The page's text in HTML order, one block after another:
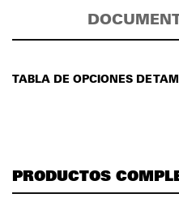
TABLA DE OPCIONES DE
PRODUCTOS